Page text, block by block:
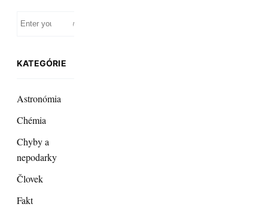
KATEGÓRIE
Astronómia
Chémia
Chyby a
nepodarky
Človek
Fakt